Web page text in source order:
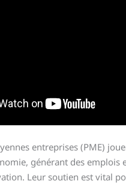
entreprises (PME)
générant des emplois
Leur soutien est vital